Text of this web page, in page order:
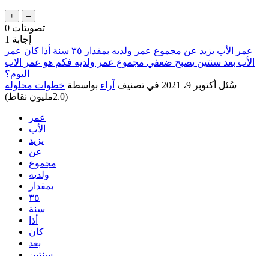
0 تصويتات
1 إجابة
عمر الأب يزيد عن مجموع عمر ولديه بمقدار ٣٥ سنة أذا كان عمر
الأب بعد سنتين يصبح ضعفي مجموع عمر ولديه فكم هو عمر الاب
اليوم؟
سُئل أكتوبر 9، 2021 في تصنيف آراء بواسطة خطوات محلوله
(2.0مليون نقاط)
عمر
الأب
يزيد
عن
مجموع
ولديه
بمقدار
٣٥
سنة
أذا
كان
بعد